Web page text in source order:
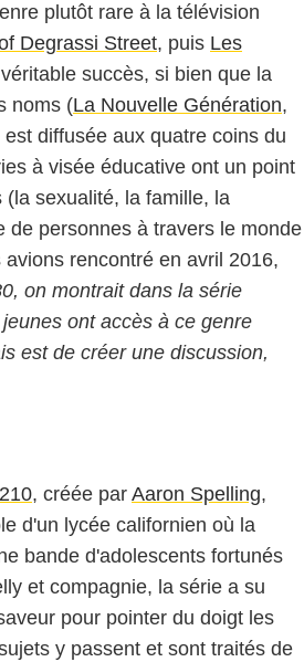
plutôt rare à la télévision
Degrassi Street, puis Les
succès, si bien que la
noms (La Nouvelle Génération,
diffusée aux quatre coins du
à visée éducative ont un point
(la sexualité, la famille, la
de personnes à travers le monde
rencontré en avril 2016,
on montrait dans la série
ont accès à ce genre
est de créer une discussion,
, créée par Aaron Spelling,
d'un lycée californien où la
bande d'adolescents fortunés
et compagnie, la série a su
pour pointer du doigt les
y passent et sont traités de